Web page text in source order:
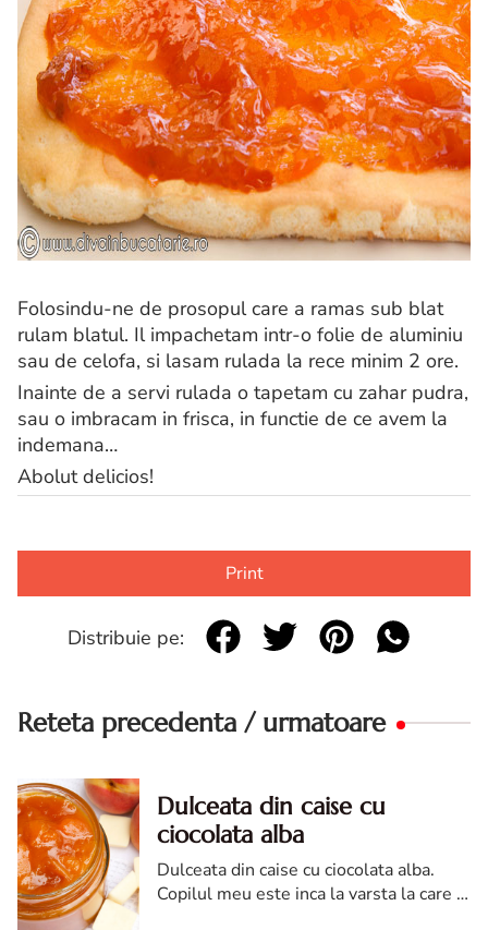
Folosindu-ne de prosopul care a ramas sub blat
rulam blatul. Il impachetam intr-o folie de aluminiu
sau de celofa, si lasam rulada la rece minim 2 ore.
Inainte de a servi rulada o tapetam cu zahar pudra,
sau o imbracam in frisca, in functie de ce avem la
indemana…
Abolut delicios!
Print
Distribuie pe:
Reteta precedenta / urmatoare
Dulceata din caise cu
ciocolata alba
Dulceata din caise cu ciocolata alba.
Copilul meu este inca la varsta la care ii